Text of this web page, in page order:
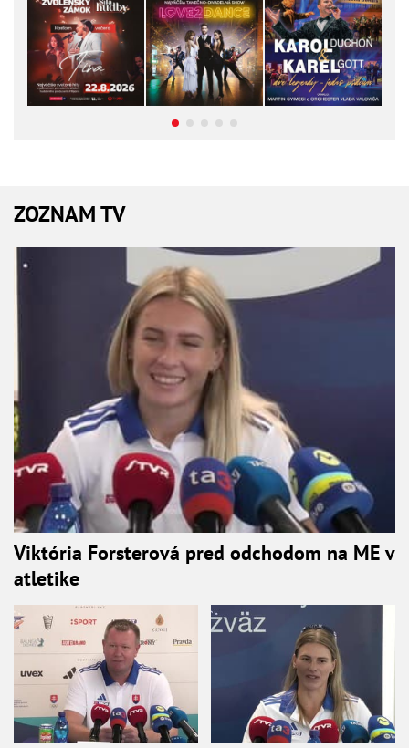
ZOZNAM TV
Viktória Forsterová pred odchodom na ME v
atletike